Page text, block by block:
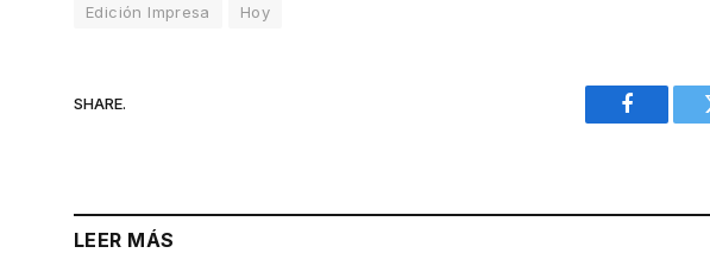
Edición Impresa Hoy
SHARE.
Facebook
LEER MÁS